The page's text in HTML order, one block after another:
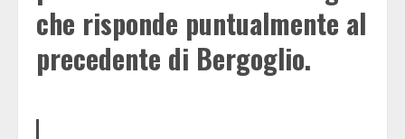
che risponde puntualmente al
precedente di Bergoglio.